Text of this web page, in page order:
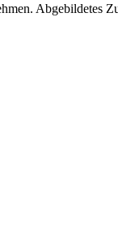
Abgebildetes